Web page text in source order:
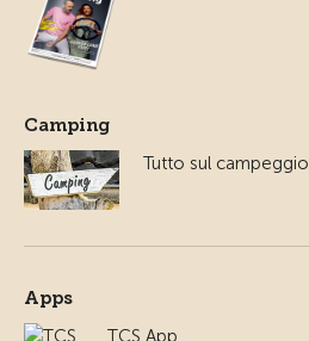
Camping
Tutto sul campeggio
Apps